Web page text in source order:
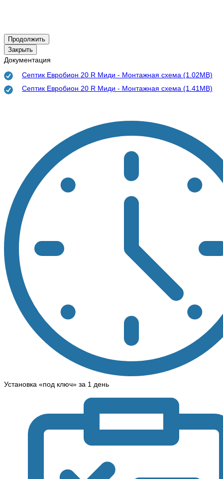
Продолжить
Закрыть
Документация
Септик Евробион 20 R Миди - Монтажная схема (1.02MB)
Септик Евробион 20 R Миди - Монтажная схема (1.41MB)
Установка «под ключ» за 1 день